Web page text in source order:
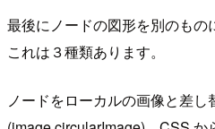
最後にノードの図形を別のもの
これは３種類あります。
ノードをローカルの画像と差